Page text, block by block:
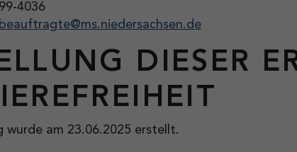
4036
DIESER
wurde am 23.06.2025 erstellt.